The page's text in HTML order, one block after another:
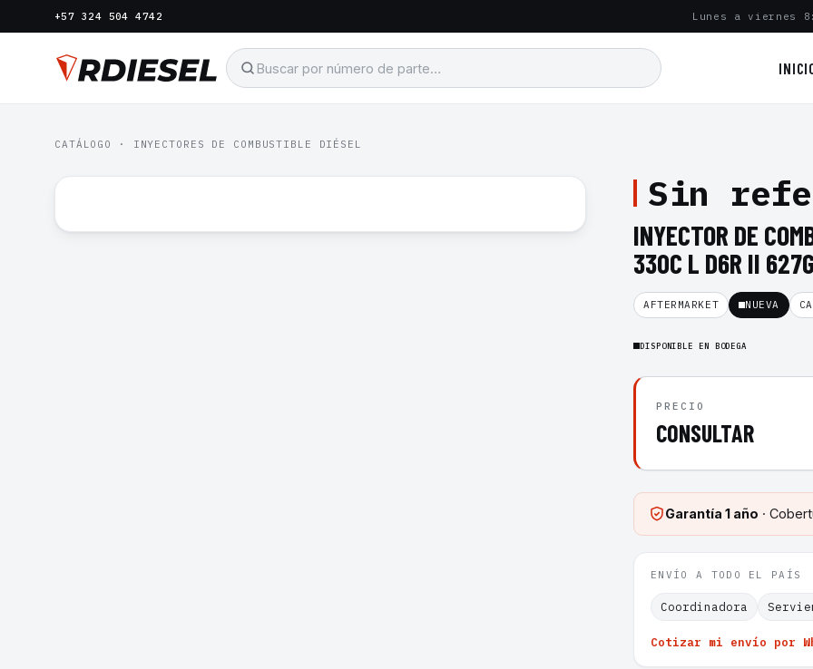
+57 324 504 4742 Lunes a viernes
CATÁLOGO · INYECTORES DE COMBUSTIBLE DIÉSEL
Sin
INYECTOR DE
330C L D6R II
AFTERMARKET NUEVA
DISPONIBLE EN BODEGA
PRECIO
CONSULTAR
Garantía 1 año ·
ENVÍO A TODO EL PAÍS
Coordinadora
Cotizar mi envío por